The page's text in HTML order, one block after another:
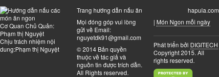
Cơ Quan Chủ Quản:
Phạm thị Nguyệt
Chịu trách nhiệm nội
dung:Phạm thị Nguyệt
Trang hướng dẫn nấu ăn
Mọi đóng góp vui lòng
gửi về Email:
nguyetdk91@gmail.com
© 2014 Bản quyền
thuộc về tác giả và
nguồn tin được trích dẫn.
All Rights reserved.
hapula.com
| Món Ngon mỗi ngày
Phát triển bởi DIGITECH
Copyright 2015. All
rights reserved.